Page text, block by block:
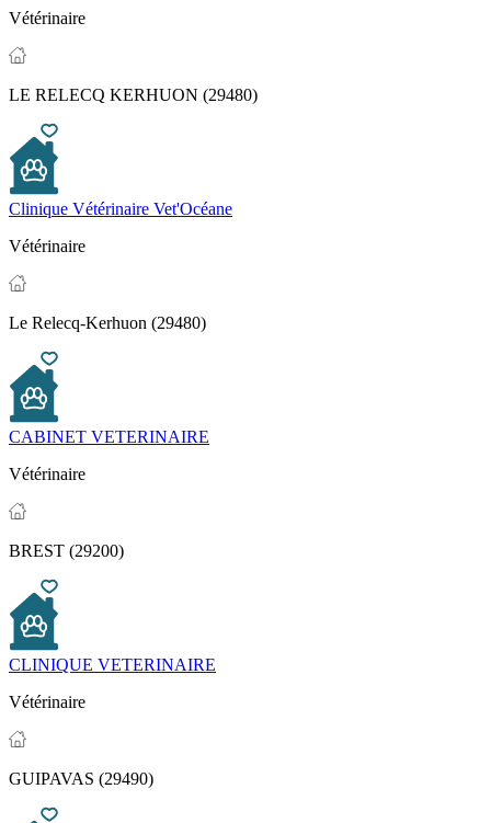
Vétérinaire
LE RELECQ KERHUON (29480)
Clinique Vétérinaire Vet'Océane
Vétérinaire
Le Relecq-Kerhuon (29480)
CABINET VETERINAIRE
Vétérinaire
BREST (29200)
CLINIQUE VETERINAIRE
Vétérinaire
GUIPAVAS (29490)